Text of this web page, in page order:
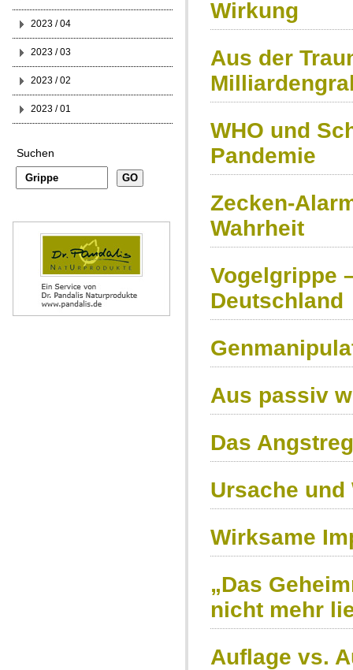
Wirkung
Aus der
WHO und
Pandemie
Zecken-
Wahrheit
Vogelgrippe
Deutschland
Aus passiv
Das
Ursache und
Wirksame
„Das
nicht mehr
Auflage vs.
2023 / 04
2023 / 03
2023 / 02
2023 / 01
Suchen